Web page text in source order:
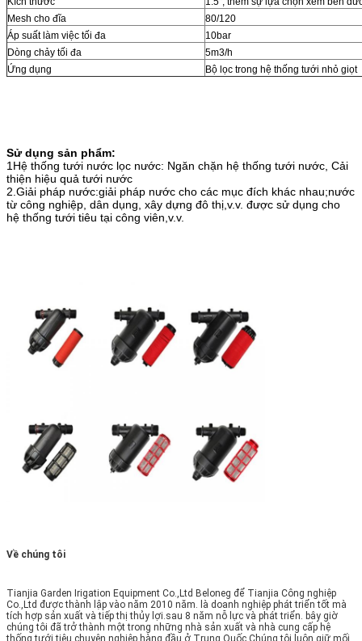
Mesh cho đĩa
80/120
Áp suất làm việc tối đa
10bar
Dòng chảy tối đa
5m3/h
Ứng dụng
Bộ lọc trong hệ thống tưới nhỏ giọt
Sử dụng sản phẩm:
1Hệ thống tưới nước lọc nước: Ngăn chặn hệ thống tưới nước, Cải
thiện hiệu quả tưới nước
2.Giải pháp nước:giải pháp nước cho các mục đích khác nhau;nước
từ công nghiệp, dân dụng, xây dựng đô thị,v.v. được sử dụng cho
hệ thống tưới tiêu tại công viên,v.v.
Về chúng tôi
Tianjia Garden Irigation Equipment Co.,Ltd Beloneg để Tianjia Công nghiệp
Co.,Ltd được thành lập vào năm 2010 năm. là doanh nghiệp phát triển tốt mà
tích hợp sản xuất và tiếp thị thủy lợi.sau 8 năm nỗ lực và phát triển. bây giờ
chúng tôi đã trở thành một trong những nhà sản xuất và nhà cung cấp hệ
thống tưới tiêu chuyên nghiệp hàng đầu ở Trung Quốc.Chúng tôi luôn giữ mối